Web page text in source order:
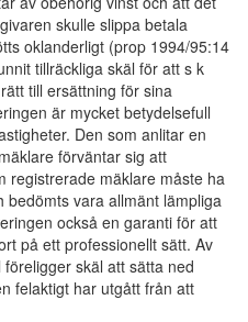
skulle slippa betala
oklanderligt (prop 1994/95:14
tillräckliga skäl för att s k
till ersättning för sina
är mycket betydelsefull
Den som anlitar en
förväntar sig att
registrerade mäklare måste ha
bedömts vara allmänt lämpliga
också en garanti för att
på ett professionellt sätt. Av
skäl att sätta ned
felaktigt har utgått från att